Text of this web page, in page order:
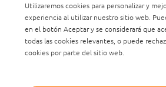
Consejo: Usa RFID para
para artículos importantes.
advertencia si algo se
Utilizaremos cookies para personalizar y
experiencia al utilizar nuestro sitio web.
en el botón Aceptar y se considerará que
todas las cookies relevantes, o puede
cookies por parte del sitio web.